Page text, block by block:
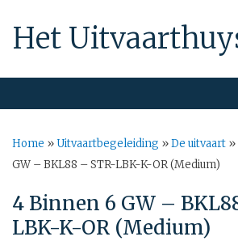
Het
Home »Uitvaartbegeleiding »De uitvaart »
GW – BKL88 – STR-LBK-K-OR (Medium)
4 Binnen 6 GW –
LBK-K-OR (Medium)